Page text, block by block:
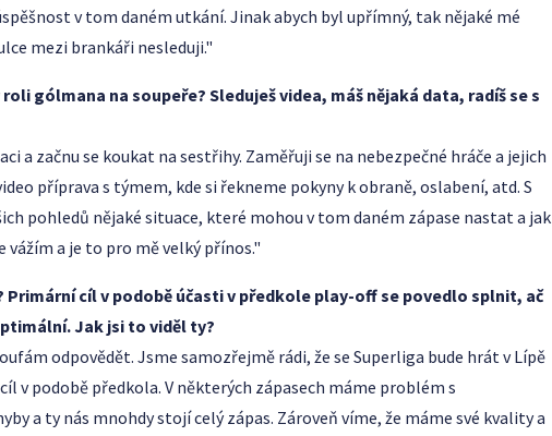
v tom daném utkání. Jinak abych byl upřímný, tak nějaké mé
mezi brankáři nesleduji."
gólmana na soupeře? Sleduješ videa, máš nějaká data, radíš se s
a začnu se koukat na sestřihy. Zaměřuji se na nebezpečné hráče a jejich
příprava s týmem, kde si řekneme pokyny k obraně, oslabení, atd. S
pohledů nějaké situace, které mohou v tom daném zápase nastat a jak
vážím a je to pro mě velký přínos."
cíl v podobě účasti v předkole play-off se povedlo splnit, ač
Jak jsi to viděl ty?
odpovědět. Jsme samozřejmě rádi, že se Superliga bude hrát v Lípě
v podobě předkola. V některých zápasech máme problém s
a ty nás mnohdy stojí celý zápas. Zároveň víme, že máme své kvality a